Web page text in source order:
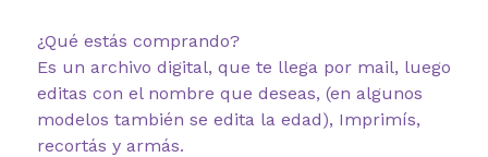
¿Qué estás comprando?
Es un archivo digital, que te llega por mail, luego
editas con el nombre que deseas, (en algunos
modelos también se edita la edad), Imprimís,
recortás y armás.